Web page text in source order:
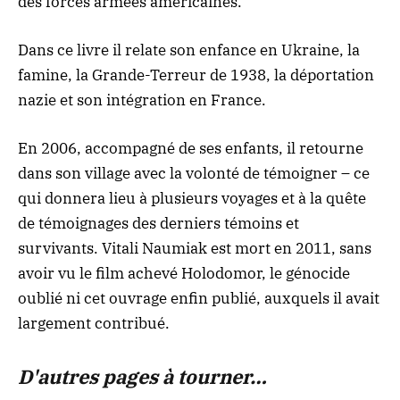
Dans ce livre il relate son enfance en Ukraine, la
famine, la Grande-Terreur de 1938, la déportation
nazie et son intégration en France.
En 2006, accompagné de ses enfants, il retourne
dans son village avec la volonté de témoigner – ce
qui donnera lieu à plusieurs voyages et à la quête
de témoignages des derniers témoins et
survivants. Vitali Naumiak est mort en 2011, sans
avoir vu le film achevé Holodomor, le génocide
oublié ni cet ouvrage enfin publié, auxquels il avait
largement contribué.
D'autres pages à tourner…